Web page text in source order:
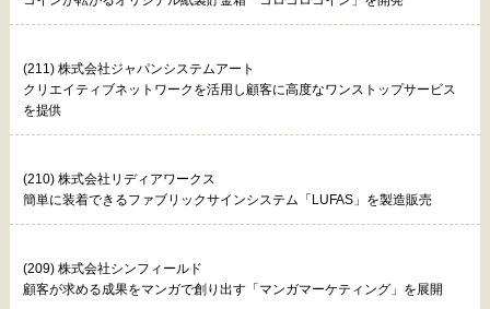
(211) 株式会社ジャパンシステムアート
クリエイティブネットワークを活用し顧客に高度なワンストップサービス
を提供
(210) 株式会社リディアワークス
簡単に装着できるファブリックサインシステム「LUFAS」を製造販売
(209) 株式会社シンフィールド
顧客が求める成果をマンガで創り出す「マンガマーケティング」を展開